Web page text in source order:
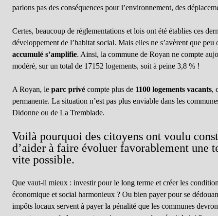
parlons pas des conséquences pour l’environnement, des
Certes, beaucoup de réglementations et lois ont été établies ces
développement de l’habitat social. Mais elles ne s’avèrent que
accumulé s’amplifie. Ainsi, la commune de Royan ne compte
modéré, sur un total de 17152 logements, soit à peine 3,8 % !
A Royan, le parc privé compte plus de1100 logements vacants,
permanente. La situation n’est pas plus enviable dans les
Didonne ou de La Tremblade.
Voilà pourquoi des citoyens ont voulu
d’aider à faire évoluer favorablement une
vite possible.
Que vaut-il mieux : investir pour le long terme et créer les
économique et social harmonieux ? Ou bien payer pour se
impôts locaux servent à payer la pénalité que les communes